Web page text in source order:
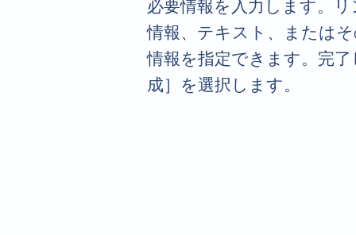
必要情報を入力します。
情報、テキスト、または
情報を指定できます。完
成］を選択します。